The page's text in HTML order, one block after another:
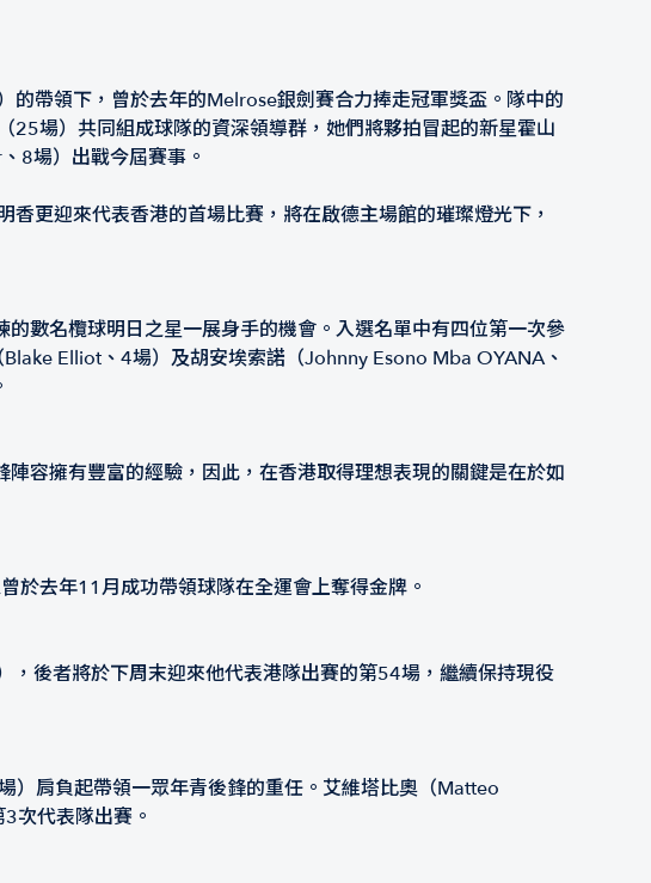
帶領下，曾於去年的Melrose銀劍賽合力捧走冠軍獎盃。隊中的
場）共同組成球隊的資深領導群，她們將夥拍冒起的新星霍山
8場）出戰今屆賽事。
更迎來代表香港的首場比賽，將在啟德主場館的璀璨燈光下，
數名欖球明日之星一展身手的機會。入選名單中有四位第一次參
Elliot、4場）及胡安埃索諾（Johnny Esono Mba OYANA、
容擁有豐富的經驗，因此，在香港取得理想表現的關鍵是在於如
於去年11月成功帶領球隊在全運會上奪得金牌。
後者將於下周末迎來他代表港隊出賽的第54場，繼續保持現役
肩負起帶領一眾年青後鋒的重任。艾維塔比奧（Matteo
次代表隊出賽。